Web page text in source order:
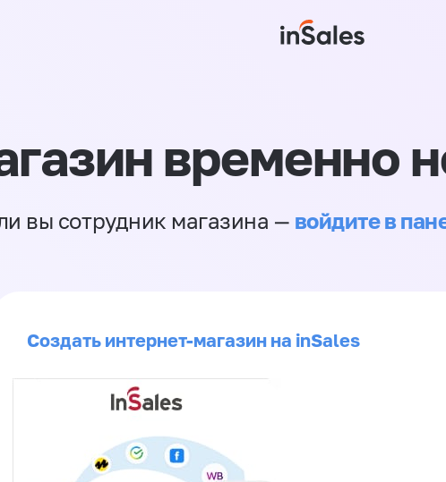
временно
вы сотрудник магазина — войдите в
Создать интернет-магазин на inSales